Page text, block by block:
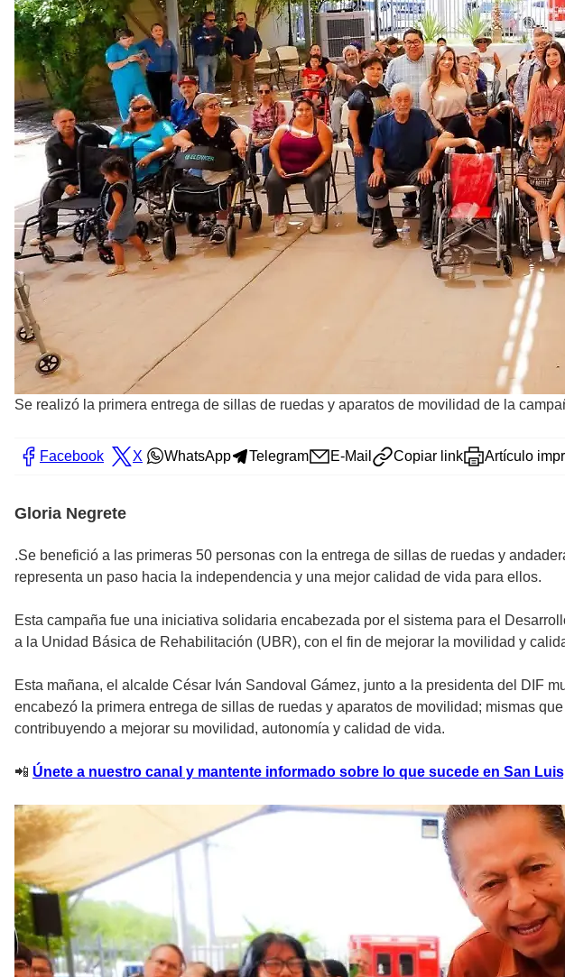
Se realizó la primera entrega de sillas de ruedas y aparatos de movilidad de la
Facebook X WhatsApp Telegram E-Mail Copiar link Artículo
Gloria Negrete
.Se benefició a las primeras 50 personas con la entrega de sillas de ruedas y
representa un paso hacia la independencia y una mejor calidad de vida para ellos.
Esta campaña fue una iniciativa solidaria encabezada por el sistema para el
a la Unidad Básica de Rehabilitación (UBR), con el fin de mejorar la movilidad y
Esta mañana, el alcalde César Iván Sandoval Gámez, junto a la presidenta del DIF
encabezó la primera entrega de sillas de ruedas y aparatos de movilidad; mismas
contribuyendo a mejorar su movilidad, autonomía y calidad de vida.
📲 Únete a nuestro canal y mantente informado sobre lo que sucede en San